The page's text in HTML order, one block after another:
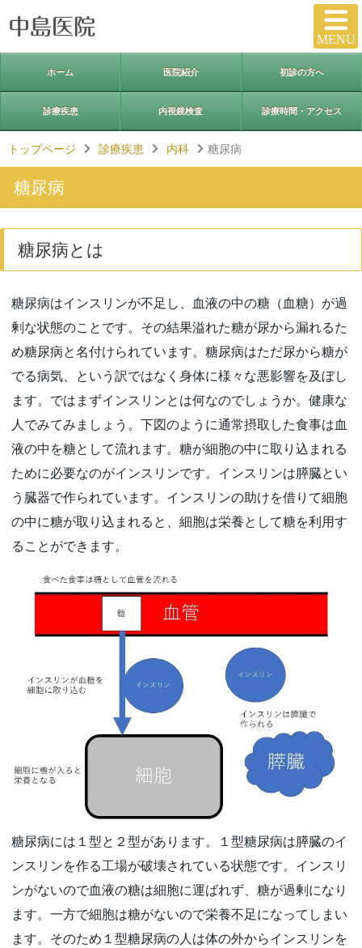
MENU
ホーム 医院紹介 初診の方へ
診療疾患 内視鏡検査 診療時間・アクセス
トップページ 診療疾患 内科 糖尿病
糖尿病
糖尿病とは
糖尿病はインスリンが不足し、血液の中の糖（血糖）が過
剰な状態のことです。その結果溢れた糖が尿から漏れるた
め糖尿病と名付けられています。糖尿病はただ尿から糖が
でる病気、という訳ではなく身体に様々な悪影響を及ぼし
ます。ではまずインスリンとは何なのでしょうか。健康な
人でみてみましょう。下図のように通常摂取した食事は血
液の中を糖として流れます。糖が細胞の中に取り込まれる
ために必要なのがインスリンです。インスリンは膵臓とい
う臓器で作られています。インスリンの助けを借りて細胞
の中に糖が取り込まれると、細胞は栄養として糖を利用す
ることができます。
糖尿病には１型と２型があります。１型糖尿病は膵臓のイ
ンスリンを作る工場が破壊されている状態です。インスリ
ンがないので血液の糖は細胞に運ばれず、糖が過剰になり
ます。一方で細胞は糖がないので栄養不足になってしまい
ます。そのため１型糖尿病の人は体の外からインスリンを